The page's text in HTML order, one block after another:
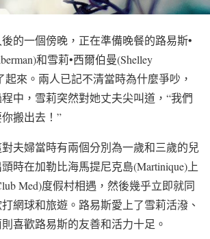
的一個傍晚，正在準備晚餐的路易斯•
和雪莉•西爾伯曼(Shelley
起來。兩人已記不清當時為什麼爭吵，
中，雪莉突然對她丈夫尖叫道，“我們
搬出去！”
夫婦當時有兩個分別為一歲和三歲的兒
時在加勒比海馬提尼克島(Martinique)上
Med)度假村相遇，然後幾乎立即就同
網球和旅遊。路易斯愛上了雪莉活潑、
喜歡路易斯的友善和活力十足。